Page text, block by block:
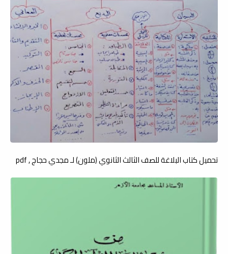
تحميل كتاب البلاغة للصف الثالث الثانوي (ملون) لـ مجدي حجاج , pdf